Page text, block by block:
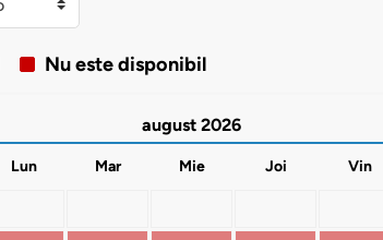
Nu este disponibil
august 2026
Lun Mar Mie Joi Vin